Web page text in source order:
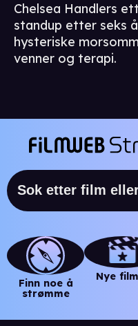
Chelsea Handlers
standup etter seks
hysteriske
venner og terapi.
Finn noe å
strømme
Nye